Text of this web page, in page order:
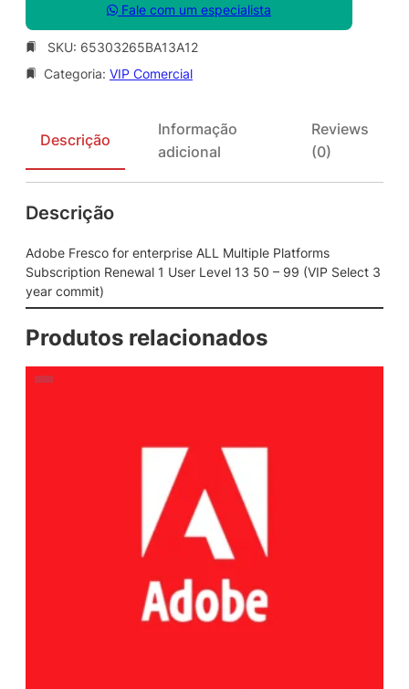
Fale com um especialista
SKU: 65303265BA13A12
Categoria: VIP Comercial
Descrição
Informação
adicional
Reviews
(0)
Descrição
Adobe Fresco for enterprise ALL Multiple Platforms
Subscription Renewal 1 User Level 13 50 – 99 (VIP Select 3
year commit)
Produtos relacionados